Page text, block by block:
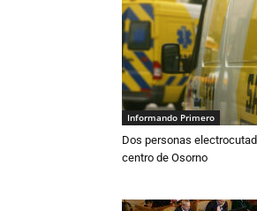
Informando Primero
Dos personas
centro de Osorno